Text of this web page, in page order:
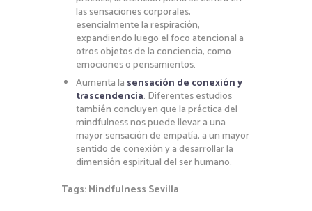
las sensaciones corporales,
esencialmente la respiración,
expandiendo luego el foco atencional a
otros objetos de la conciencia, como
emociones o pensamientos.
Aumenta la sensación de conexión y
trascendencia. Diferentes estudios
también concluyen que la práctica del
mindfulness nos puede llevar a una
mayor sensación de empatía, a un mayor
sentido de conexión y a desarrollar la
dimensión espiritual del ser humano.
Tags:Mindfulness Sevilla